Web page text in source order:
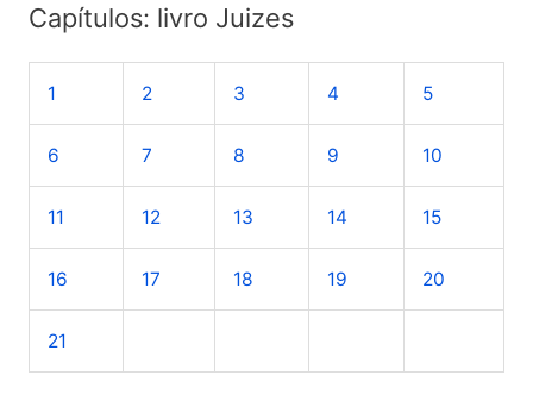
q
u
s
p
r
Capítulos: livro Juizes
1 2 3 4 5
6 7 8 9 10
11 12 13 14 15
16 17 18 19 20
21